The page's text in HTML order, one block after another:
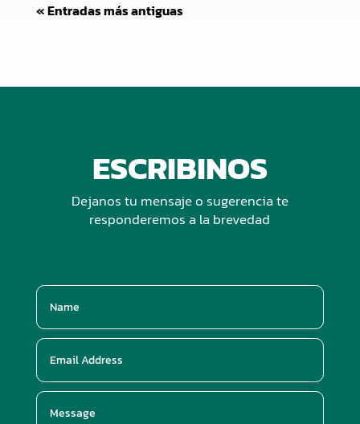
« Entradas más antiguas
ESCRIBINOS
Dejanos tu mensaje o sugerencia te
responderemos a la brevedad